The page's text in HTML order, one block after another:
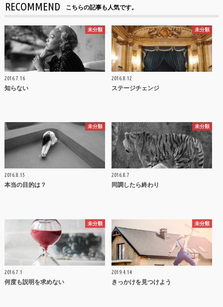
RECOMMEND こちらの記事も人気です。
未分類
2016.7.16
知らない
未分類
2016.8.12
ステージチェンジ
未分類
2016.8.15
本当の目的は？
未分類
2016.8.7
同調したら終わり
未分類
2016.7.1
何度も説明を求めない
未分類
2019.4.14
きっかけを見つけよう